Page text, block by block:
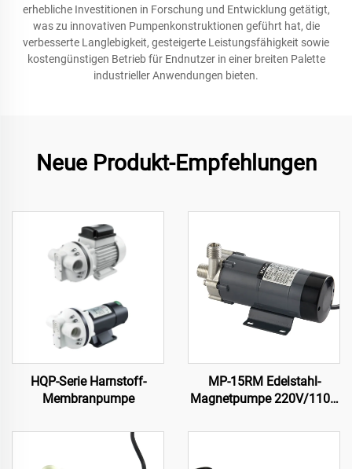
erhebliche Investitionen in Forschung und Entwicklung getätigt,
was zu innovativen Pumpenkonstruktionen geführt hat, die
verbesserte Langlebigkeit, gesteigerte Leistungsfähigkeit sowie
kostengünstigen Betrieb für Endnutzer in einer breiten Palette
industrieller Anwendungen bieten.
Neue Produkt-Empfehlungen
HQP-Serie Harnstoff-
Membranpumpe
MP-15RM Edelstahl-
Magnetpumpe 220V/110V
Brauerei